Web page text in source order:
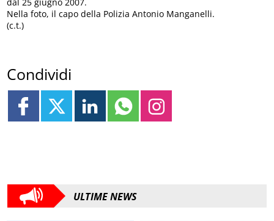
Nella foto, il capo della Polizia Antonio Manganelli.
(c.t.)
Condividi
ULTIME NEWS